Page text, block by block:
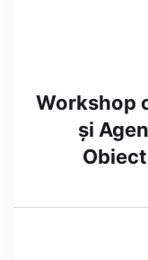
Workshop
și